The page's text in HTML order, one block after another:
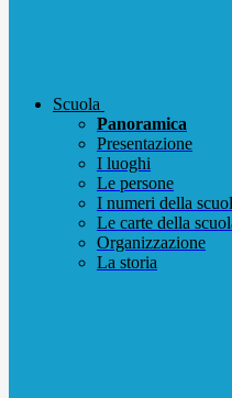
Scuola
Panoramica
Presentazione
I luoghi
Le persone
I numeri della
Le carte della
Organizzazione
La storia